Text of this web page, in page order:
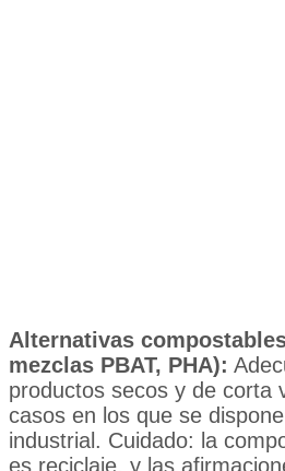
Alternativas
mezclas PBAT, PHA):
productos secos y de corta
casos en los que se
industrial. Cuidado: la
es reciclaje, y las